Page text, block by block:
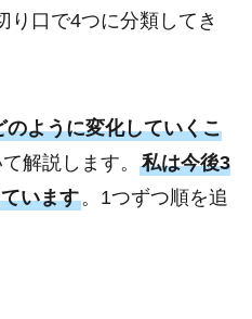
り口で4つに分類してき
のように変化していくこ
解説します。 私は今後3
います。1つずつ順を追